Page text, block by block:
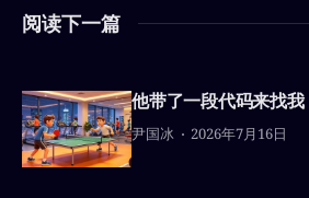
阅读下一篇
他带了一段代码来找我
尹国冰 2026年7月16日